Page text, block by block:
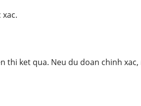
thi ket qua. Neu du doan chinh